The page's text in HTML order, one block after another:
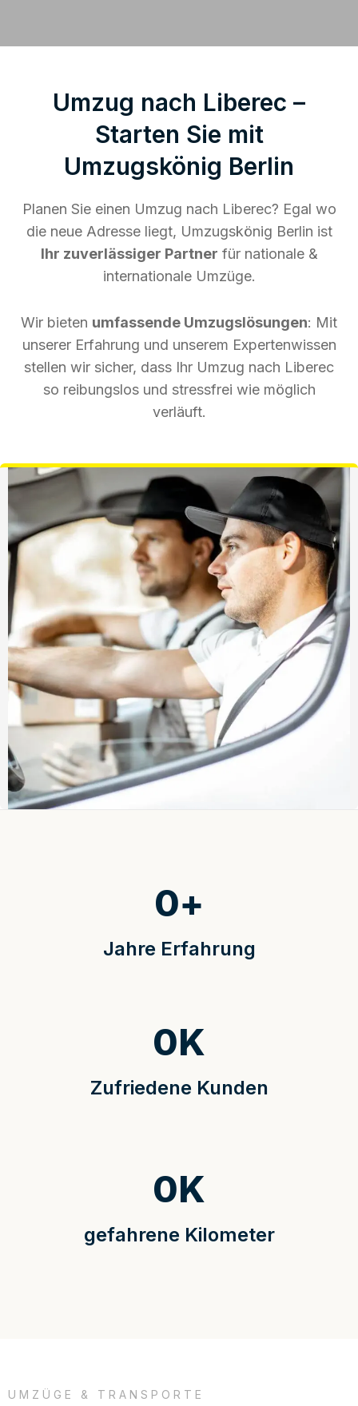
Umzug nach Liberec –
Starten Sie mit
Umzugskönig Berlin
Planen Sie einen Umzug nach Liberec? Egal wo
die neue Adresse liegt, Umzugskönig Berlin ist
Ihr zuverlässiger Partner für nationale &
internationale Umzüge.
Wir bieten umfassende Umzugslösungen: Mit
unserer Erfahrung und unserem Expertenwissen
stellen wir sicher, dass Ihr Umzug nach Liberec
so reibungslos und stressfrei wie möglich
verläuft.
Jahre Erfahrung
0+
Zufriedene Kunden
0K
gefahrene Kilometer
0K
UMZÜGE & TRANSPORTE